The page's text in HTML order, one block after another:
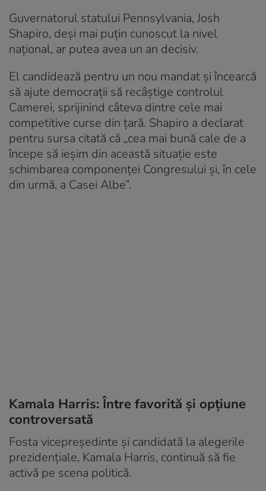
Guvernatorul statului Pennsylvania, Josh
Shapiro, deși mai puțin cunoscut la nivel
național, ar putea avea un an decisiv.
El candidează pentru un nou mandat și încearcă
să ajute democrații să recâștige controlul
Camerei, sprijinind câteva dintre cele mai
competitive curse din țară. Shapiro a declarat
pentru sursa citată că „cea mai bună cale de a
începe să ieșim din această situație este
schimbarea componenței Congresului și, în cele
din urmă, a Casei Albe”.
Kamala Harris: Între favorită și opțiune
controversată
Fosta vicepreședinte și candidată la alegerile
prezidențiale, Kamala Harris, continuă să fie
activă pe scena politică.